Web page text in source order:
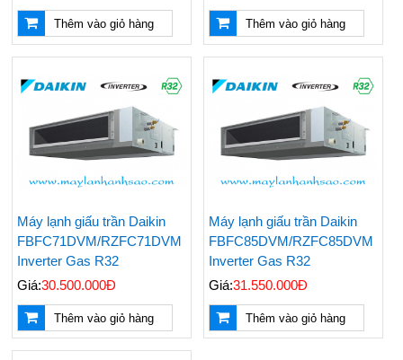
Thêm vào giỏ hàng Thêm vào giỏ hàng
Máy lạnh giấu trần Daikin
FBFC71DVM/RZFC71DVM
Inverter Gas R32
Giá:30.500.000Đ
Thêm vào giỏ hàng
Máy lạnh giấu trần Daikin
FBFC85DVM/RZFC85DVM
Inverter Gas R32
Giá:31.550.000Đ
Thêm vào giỏ hàng
Nên Mua Máy Lạnh
Hãng Nào? Top 3
Hãng Máy Lạnh Chất
Lượng Hiện Nay
Những Vật Tư Cần Có
Khi Thi Công Ống
Đồng Máy Lạnh Âm
Tường
Rẻ Máy Lạnh Tủ Đứng
Reetech 5hp
Nagakawa Giá Rẻ -
Lắp Đặt Tận Nơi
Nhanh Chóng
Máy Lạnh Âm Trần
Chuyên Nghiệp Giá Rẻ
Lạnh Âm Trần LG
Chính Hãng Uy Tín Giá